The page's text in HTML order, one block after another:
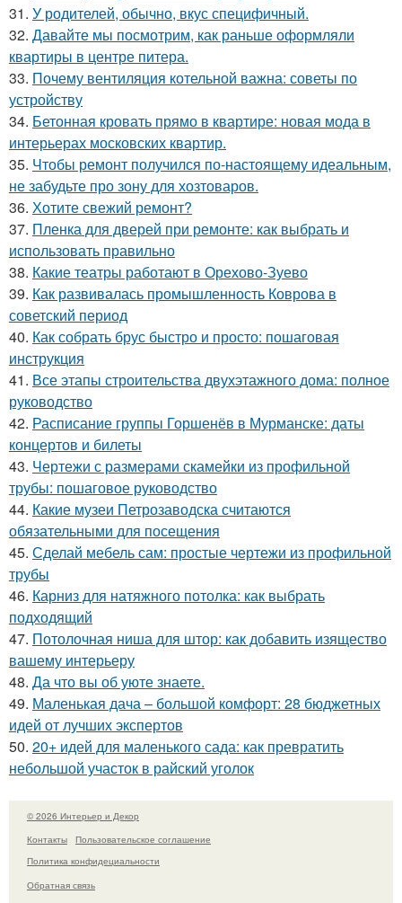
31. У родителей, обычно, вкус специфичный.
32. Давайте мы посмотрим, как раньше оформляли
квартиры в центре питера.
33. Почему вентиляция котельной важна: советы по
устройству
34. Бетонная кровать прямо в квартире: новая мода в
интерьерах московских квартир.
35. Чтобы ремонт получился по-настоящему идеальным,
не забудьте про зону для хозтоваров.
36. Хотите свежий ремонт?
37. Пленка для дверей при ремонте: как выбрать и
использовать правильно
38. Какие театры работают в Орехово-Зуево
39. Как развивалась промышленность Коврова в
советский период
40. Как собрать брус быстро и просто: пошаговая
инструкция
41. Все этапы строительства двухэтажного дома: полное
руководство
42. Расписание группы Горшенёв в Мурманске: даты
концертов и билеты
43. Чертежи с размерами скамейки из профильной
трубы: пошаговое руководство
44. Какие музеи Петрозаводска считаются
обязательными для посещения
45. Сделай мебель сам: простые чертежи из профильной
трубы
46. Карниз для натяжного потолка: как выбрать
подходящий
47. Потолочная ниша для штор: как добавить изящество
вашему интерьеру
48. Да что вы об уюте знаете.
49. Маленькая дача – большой комфорт: 28 бюджетных
идей от лучших экспертов
50. 20+ идей для маленького сада: как превратить
небольшой участок в райский уголок
© 2026 Интерьер и Декор
Контакты
Пользовательское соглашение
Политика конфидециальности
Обратная связь